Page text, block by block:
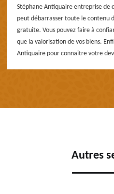
Stéphane Antiquaire entreprise de
peut débarrasser toute le contenu
gratuite. Vous pouvez faire à
que la valorisation de vos biens.
Antiquaire pour connaitre votre
Autres